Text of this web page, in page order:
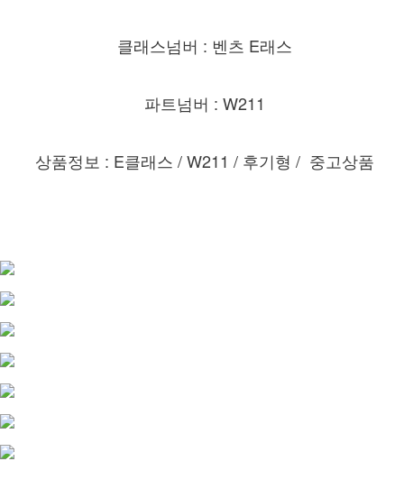
클래스넘버 : 벤츠 E래스
파트넘버 : W211
상품정보 : E클래스 / W211 / 후기형 / 중고상품